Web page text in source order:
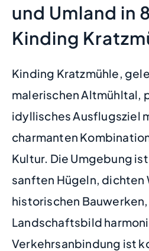
und Umland in
Kinding
Kinding Kratzmühle,
malerischen Altmühltal,
idyllisches Ausflugsziel
charmanten
Kultur. Die Umgebung
sanften Hügeln, dichten
historischen
Landschaftsbild
Verkehrsanbindung ist